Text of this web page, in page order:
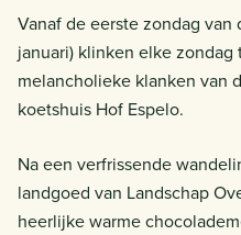
Vanaf de eerste zondag
januari) klinken elke zondag
melancholieke klanken van
koetshuis Hof Espelo.
Na een verfrissende
landgoed van Landschap
heerlijke warme